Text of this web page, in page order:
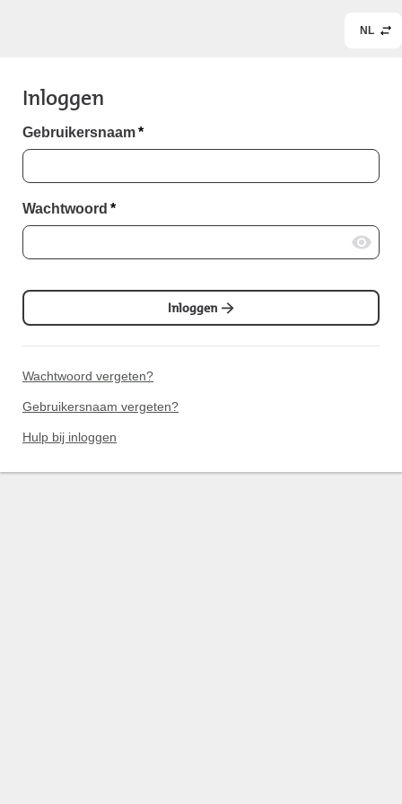
NL
Inloggen
Gebruikersnaam*
Wachtwoord *
Inloggen
Wachtwoord vergeten?
Gebruikersnaam vergeten?
Hulp bij inloggen